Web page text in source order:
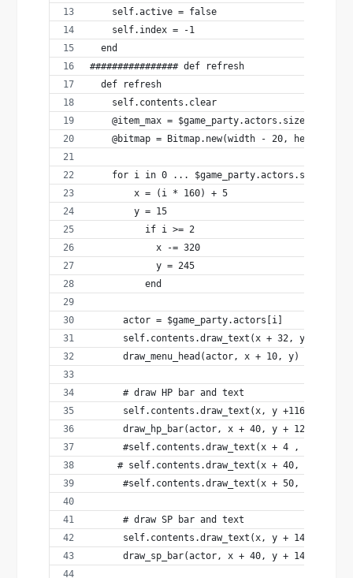
    self.active = false
    self.index = -1
  end
################ def refresh
  def refresh
    self.contents.clear
    @item_max = $game_party.actors.size
@bitmap = Bitmap.new(width - 20, height -
    for i in 0 ... $game_party.actors.size
        x = (i * 160) + 5
        y = 15
          if i >= 2
            x -= 320
            y = 245
          end
      actor = $game_party.actors[i]
self.contents.draw_text(x + 32, y + 96,
      draw_menu_head(actor, x + 10, y)
      # draw HP bar and text
self.contents.draw_text(x, y +116, 20,
      draw_hp_bar(actor, x + 40, y + 121, 58)
#self.contents.draw_text(x + 4 , y +
# self.contents.draw_text(x + 40, y +
#self.contents.draw_text(x + 50, y +
      # draw SP bar and text
self.contents.draw_text(x, y + 140, 20,
      draw_sp_bar(actor, x + 40, y + 145, 58)